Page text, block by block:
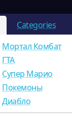
Categories
Мортал Комбат
ГТА
Супер Марио
Покемоны
Диабло